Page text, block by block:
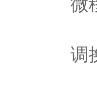
调